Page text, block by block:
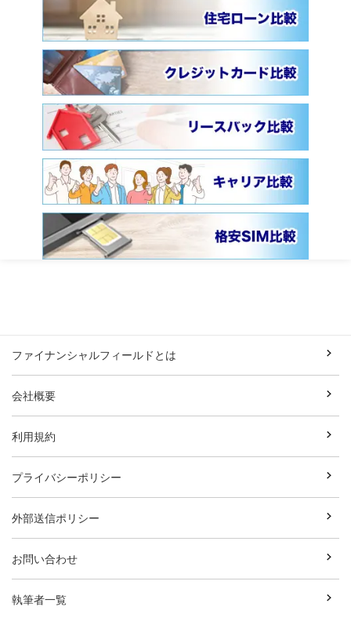
ファイナンシャルフィールドとは
会社概要
利用規約
プライバシーポリシー
外部送信ポリシー
お問い合わせ
執筆者一覧